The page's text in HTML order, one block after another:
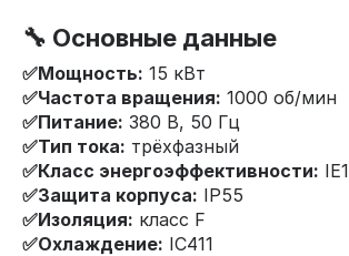
🔧 Основные данные
✅Мощность: 15 кВт
✅Частота вращения: 1000 об/мин
✅Питание: 380 В, 50 Гц
✅Тип тока: трёхфазный
✅Класс энергоэффективности: IE1
✅Защита корпуса: IP55
✅Изоляция: класс F
✅Охлаждение: IC411